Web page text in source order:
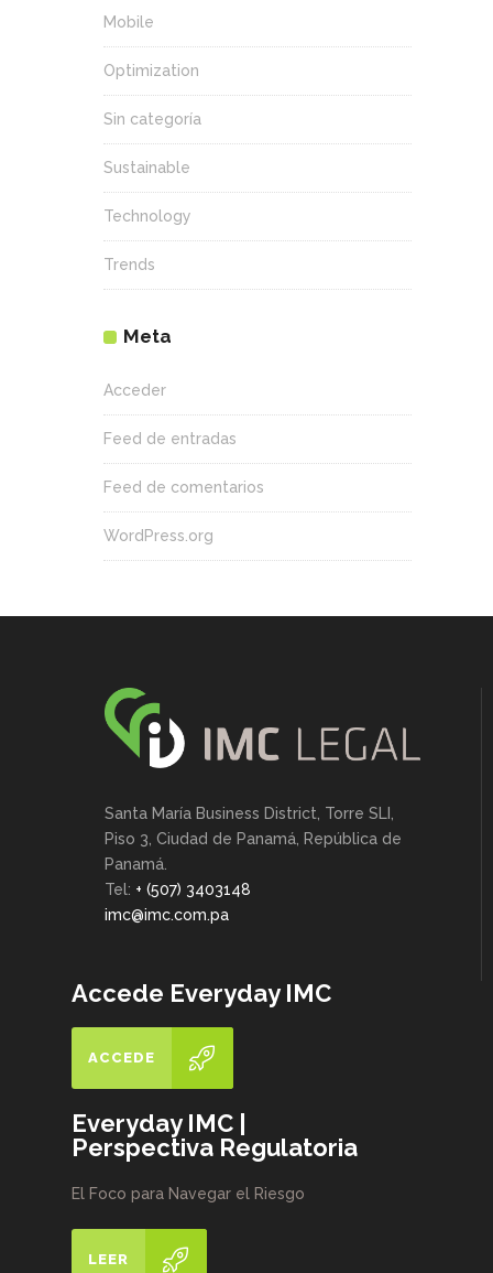
Mobile
Optimization
Sin categoría
Sustainable
Technology
Trends
Meta
Acceder
Feed de entradas
Feed de comentarios
WordPress.org
Santa María Business District, Torre SLI,
Piso 3, Ciudad de Panamá, República de
Panamá.
Tel: + (507) 3403148
imc@imc.com.pa
Accede Everyday IMC
ACCEDE
Everyday IMC |
Perspectiva Regulatoria
El Foco para Navegar el Riesgo
LEER